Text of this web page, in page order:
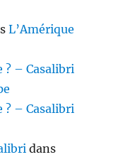
L’Amérique
? – Casalibri
? – Casalibri
dans